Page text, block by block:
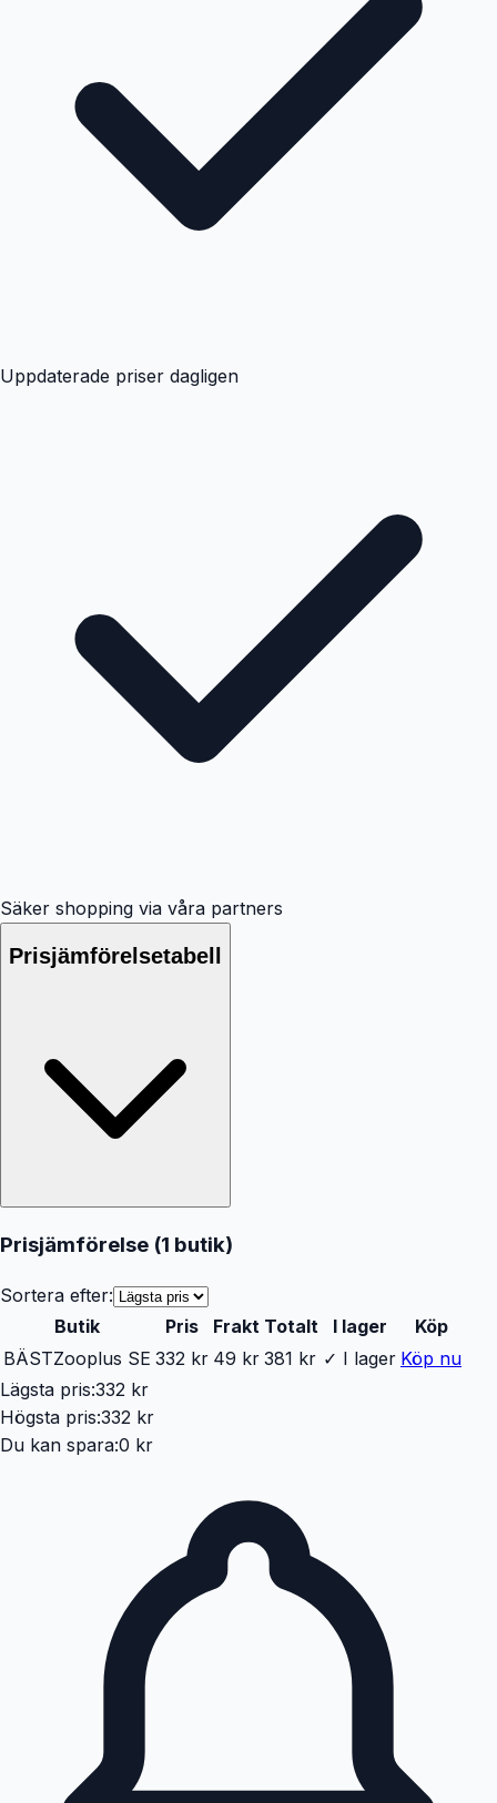
Uppdaterade priser dagligen
Säker shopping via våra partners
Prisjämförelsetabell
Prisjämförelse (1 butik)
Sortera efter:
Butik
Pris Frakt Totalt I lager
Köp
BÄSTZooplus SE 332 kr 49 kr 381 kr ✓ I lager Köp nu
Lägsta pris:332 kr
Högsta pris:332 kr
Du kan spara:0 kr